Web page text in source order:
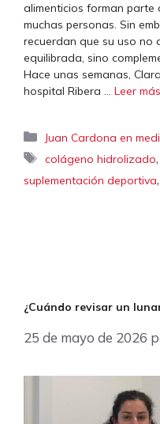
alimenticios forman
muchas personas. Sin
recuerdan que su uso no
equilibrada, sino
Hace unas semanas,
hospital Ribera … Leer más
Categorías
Juan Cardona en
Etiquetas
colágeno hidrolizado
suplementación deportiva,
¿Cuándo revisar un
25 de mayo de 2026